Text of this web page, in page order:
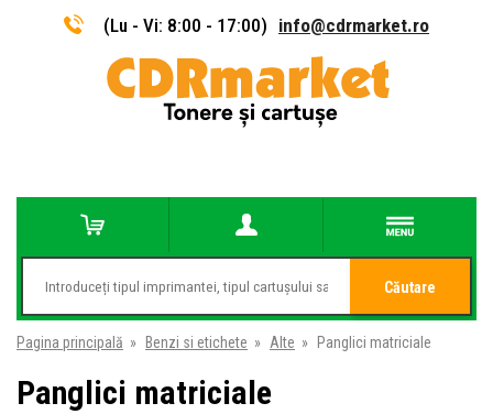
(Lu - Vi: 8:00 - 17:00) info@cdrmarket.ro
Căutare
Pagina principală » Benzi si etichete » Alte » Panglici matriciale
Panglici matriciale